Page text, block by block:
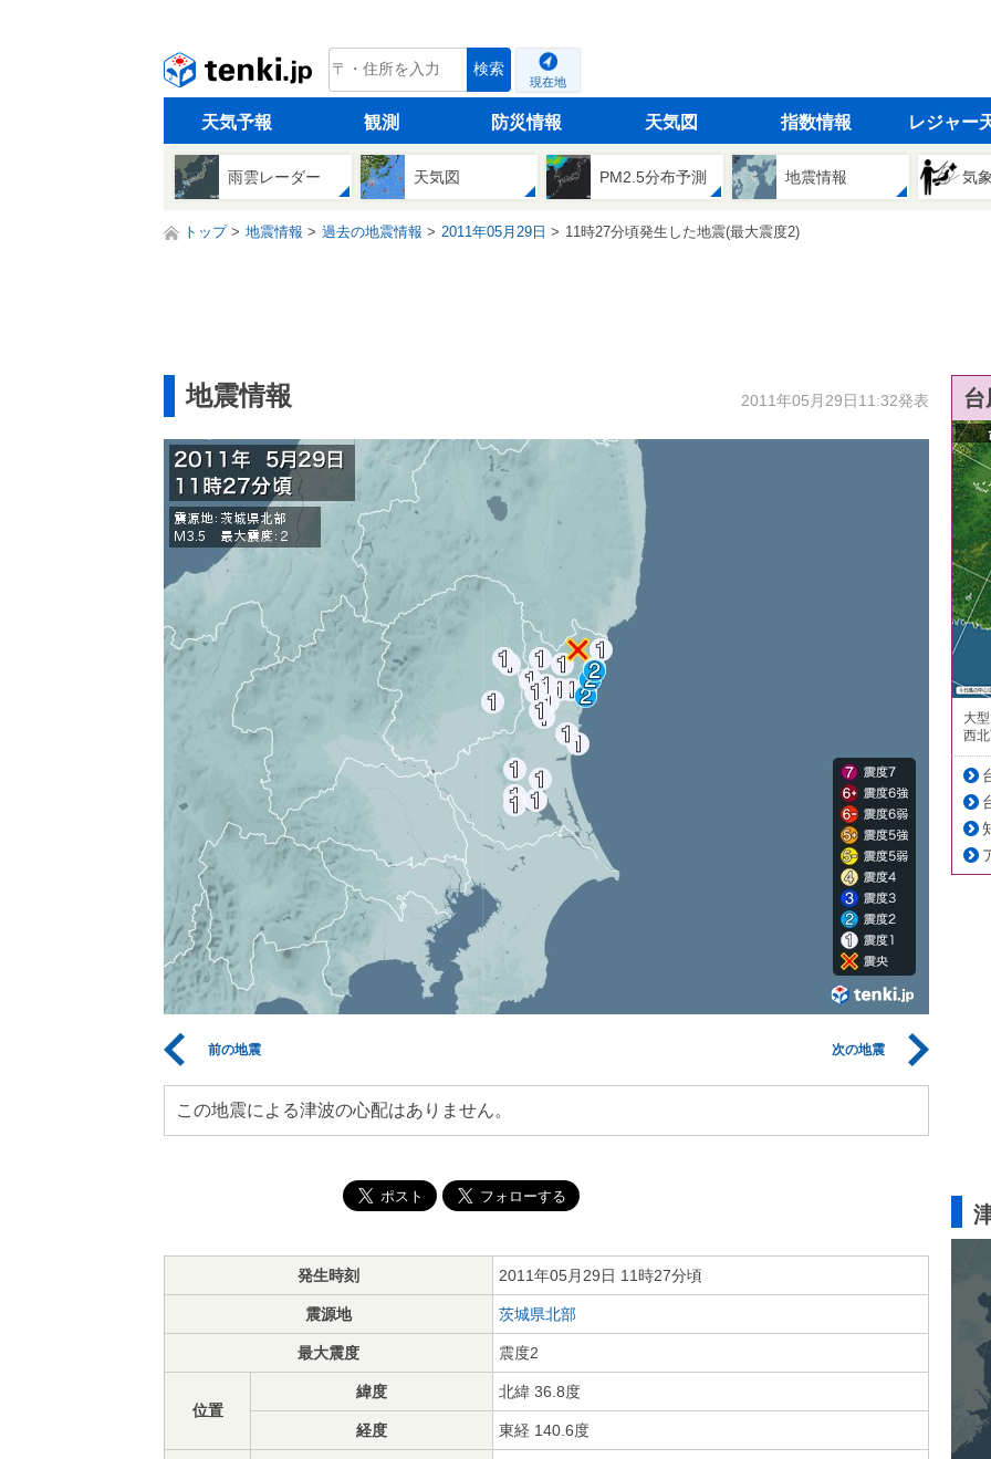
tenki.jp 検索
現在地
天気予報 観測 防災情報 天気図 指数情報 レジャー
雨雲レーダー 天気図 PM2.5分布予測 地震情報 気
トップ 地震情報 過去の地震情報 2011年05月29日 11時27分頃発生した地震(最大震度2)
地震情報 2011年05月29日11:32発表
前の地震 次の地震
この地震による津波の心配はありません。
発生時刻 2011年05月29日 11時27分頃
震源地 茨城県北部
最大震度 震度2
位置
緯度 北緯 36.8度
経度 東経 140.6度
大
西